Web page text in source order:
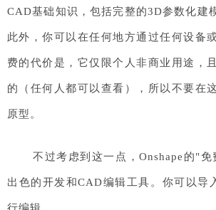
CAD基础知识，包括完整的3D参数化建
此外，你可以在任何地方通过任何设备
费的代价是，它仅限个人非商业用途，
的（任何人都可以查看），所以不要在
原型。
不过考虑到这一点，Onshape的"
出色的开发和CAD编辑工具。你可以导